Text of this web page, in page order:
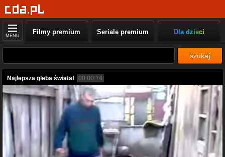
MENU Filmy premium Seriale premium Dla dzieci
szukaj
Najlepsza gleba świata! 00:00:14